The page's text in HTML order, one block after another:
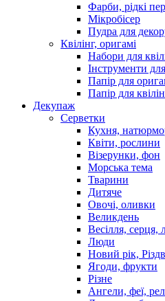
Фарби, рідкі
Мікробісер
Пудра для
Квілінг, оригамі
Набори для
Інструменти
Папір для
Папір для
Декупаж
Серветки
Кухня,
Квіти, рослини
Візерунки, фон
Морська тема
Тварини
Дитяче
Овочі, оливки
Великдень
Весілля, серця,
Люди
Новий рік,
Ягоди, фрукти
Різне
Ангели, феї,